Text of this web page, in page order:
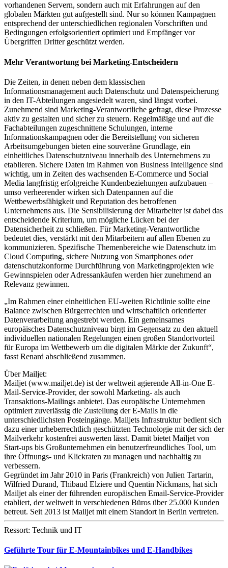
vorhandenen Servern, sondern auch mit Erfahrungen auf den
globalen Märkten gut aufgestellt sind. Nur so können Kampagnen
entsprechend der unterschiedlichen regionalen Vorschriften und
Bedingungen erfolgsorientiert optimiert und Empfänger vor
Übergriffen Dritter geschützt werden.
Mehr Verantwortung bei Marketing-Entscheidern
Die Zeiten, in denen neben dem klassischen
Informationsmanagement auch Datenschutz und Datenspeicherung
in den IT-Abteilungen angesiedelt waren, sind längst vorbei.
Zunehmend sind Marketing-Verantwortliche gefragt, diese Prozesse
aktiv zu gestalten und sicher zu steuern. Regelmäßige und auf die
Fachabteilungen zugeschnittene Schulungen, interne
Informationskampagnen oder die Bereitstellung von sicheren
Arbeitsumgebungen bieten eine souveräne Grundlage, ein
einheitliches Datenschutzniveau innerhalb des Unternehmens zu
etablieren. Sichere Daten im Rahmen von Business Intelligence sind
wichtig, um in Zeiten des wachsenden E-Commerce und Social
Media langfristig erfolgreiche Kundenbeziehungen aufzubauen –
umso verheerender wirken sich Datenpannen auf die
Wettbewerbsfähigkeit und Reputation des betroffenen
Unternehmens aus. Die Sensibilisierung der Mitarbeiter ist dabei das
entscheidende Kriterium, um mögliche Lücken bei der
Datensicherheit zu schließen. Für Marketing-Verantwortliche
bedeutet dies, verstärkt mit den Mitarbeitern auf allen Ebenen zu
kommunizieren. Spezifische Themenbereiche wie Datenschutz im
Cloud Computing, sichere Nutzung von Smartphones oder
datenschutzkonforme Durchführung von Marketingprojekten wie
Gewinnspielen oder Adressankäufen werden hier zunehmend an
Relevanz gewinnen.
„Im Rahmen einer einheitlichen EU-weiten Richtlinie sollte eine
Balance zwischen Bürgerrechten und wirtschaftlich orientierter
Datenverarbeitung angestrebt werden. Ein gemeinsames
europäisches Datenschutzniveau birgt im Gegensatz zu den aktuell
individuellen nationalen Regelungen einen großen Standortvorteil
für Europa im Wettbewerb um die digitalen Märkte der Zukunft“,
fasst Renard abschließend zusammen.
Über Mailjet:
Mailjet (www.mailjet.de) ist der weltweit agierende All-in-One E-
Mail-Service-Provider, der sowohl Marketing- als auch
Transaktions-Mailings anbietet. Das europäische Unternehmen
optimiert zuverlässig die Zustellung der E-Mails in die
unterschiedlichsten Posteingänge. Mailjets Infrastruktur bedient sich
dazu einer urheberrechtlich geschützten Technologie mit der sich der
Mailverkehr kostenfrei auswerten lässt. Damit bietet Mailjet von
Start-ups bis Großunternehmen ein benutzerfreundliches Tool, um
ihre Öffnungs- und Klickraten zu managen und nachhaltig zu
verbessern.
Gegründet im Jahr 2010 in Paris (Frankreich) von Julien Tartarin,
Wilfried Durand, Thibaud Elziere und Quentin Nickmans, hat sich
Mailjet als einer der führenden europäischen Email-Service-Provider
etabliert, der weltweit in verschiedenen Büros über 25.000 Kunden
betreut. Seit 2013 ist Mailjet mit einem Standort in Berlin vertreten.
Ressort: Technik und IT
Geführte Tour für E-Mountainbikes und E-Handbikes